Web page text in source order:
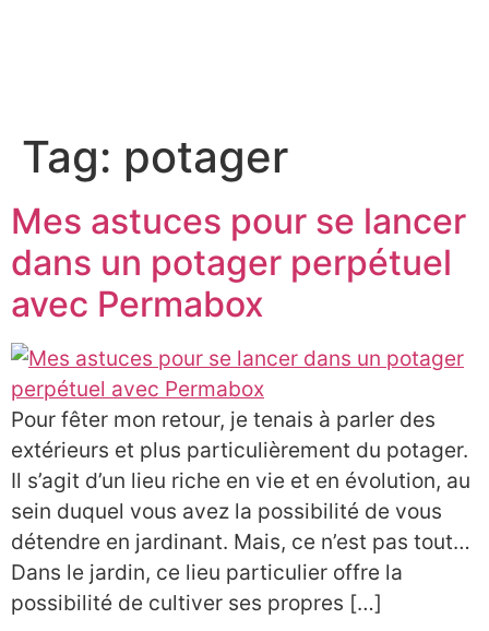
Tag: potager
Mes astuces pour se lancer
dans un potager perpétuel
avec Permabox
Pour fêter mon retour, je tenais à parler des
extérieurs et plus particulièrement du potager.
Il s’agit d’un lieu riche en vie et en évolution, au
sein duquel vous avez la possibilité de vous
détendre en jardinant. Mais, ce n’est pas tout…
Dans le jardin, ce lieu particulier offre la
possibilité de cultiver ses propres […]